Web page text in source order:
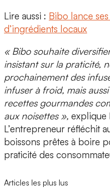
Lire aussi : Bibo lance
d’ingrédients locaux
« Bibo souhaite
insistant sur la praticité,
prochainement des
infuser à froid, mais
recettes gourmandes
aux noisettes », explique
L’entrepreneur réfléchit
boissons prêtes à boire
praticité des
Articles les plus lus